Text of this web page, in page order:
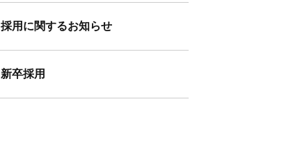
採用に関するお知らせ
新卒採用